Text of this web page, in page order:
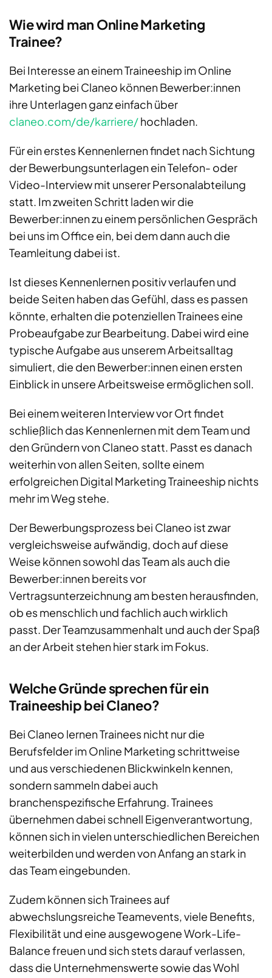
Wie wird man Online Marketing
Trainee?
Bei Interesse an einem Traineeship im Online
Marketing bei Claneo können Bewerber:innen
ihre Unterlagen ganz einfach über
claneo.com/de/karriere/hochladen.
Für ein erstes Kennenlernen findet nach Sichtung
der Bewerbungsunterlagen ein Telefon- oder
Video-Interview mit unserer Personalabteilung
statt. Im zweiten Schritt laden wir die
Bewerber:innen zu einem persönlichen Gespräch
bei uns im Office ein, bei dem dann auch die
Teamleitung dabei ist.
Ist dieses Kennenlernen positiv verlaufen und
beide Seiten haben das Gefühl, dass es passen
könnte, erhalten die potenziellen Trainees eine
Probeaufgabe zur Bearbeitung. Dabei wird eine
typische Aufgabe aus unserem Arbeitsalltag
simuliert, die den Bewerber:innen einen ersten
Einblick in unsere Arbeitsweise ermöglichen soll.
Bei einem weiteren Interview vor Ort findet
schließlich das Kennenlernen mit dem Team und
den Gründern von Claneo statt. Passt es danach
weiterhin von allen Seiten, sollte einem
erfolgreichen Digital Marketing Traineeship nichts
mehr im Weg stehe.
Der Bewerbungsprozess bei Claneo ist zwar
vergleichsweise aufwändig, doch auf diese
Weise können sowohl das Team als auch die
Bewerber:innen bereits vor
Vertragsunterzeichnung am besten herausfinden,
ob es menschlich und fachlich auch wirklich
passt. Der Teamzusammenhalt und auch der Spaß
an der Arbeit stehen hier stark im Fokus.
Welche Gründe sprechen für ein
Traineeship bei Claneo?
Bei Claneo lernen Trainees nicht nur die
Berufsfelder im Online Marketing schrittweise
und aus verschiedenen Blickwinkeln kennen,
sondern sammeln dabei auch
branchenspezifische Erfahrung. Trainees
übernehmen dabei schnell Eigenverantwortung,
können sich in vielen unterschiedlichen Bereichen
weiterbilden und werden von Anfang an stark in
das Team eingebunden.
Zudem können sich Trainees auf
abwechslungsreiche Teamevents, viele Benefits,
Flexibilität und eine ausgewogene Work-Life-
Balance freuen und sich stets darauf verlassen,
dass die Unternehmenswerte sowie das Wohl